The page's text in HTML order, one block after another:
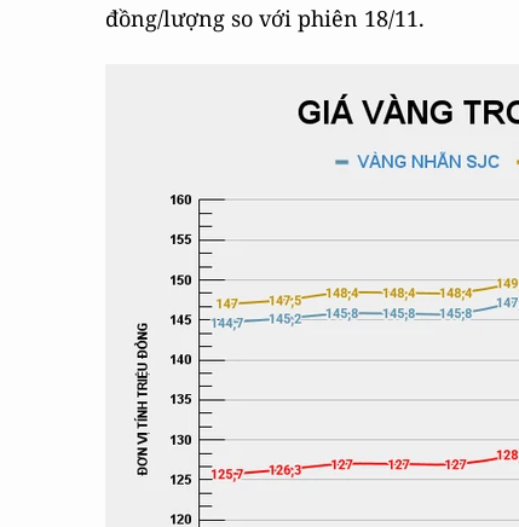
đồng/lượng so với phiên 18/11.